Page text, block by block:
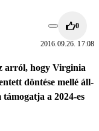
0
2016.09.26. 17:08
arról, hogy Virginia
döntése mellé áll-
a 2024-es